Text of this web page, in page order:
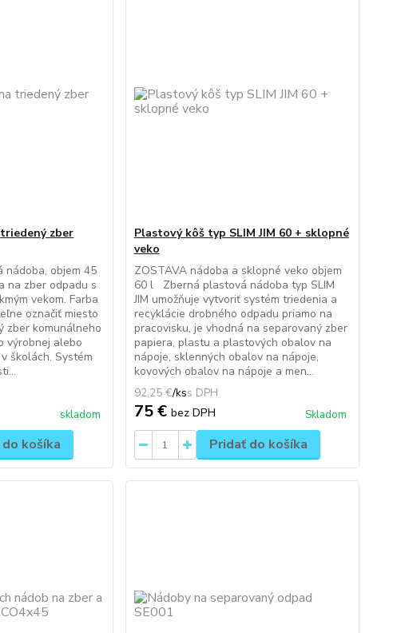
zber
objem 45
na zber odpadu s
vekom. Farba
označiť miesto
zber komunálneho
výrobnej alebo
školách. Systém
skladom
košíka
Plastový kôš typ SLIM JIM 60 + sklopné
veko
ZOSTAVA nádoba a sklopné veko objem
60 l Zberná plastová nádoba typ SLIM
JIM umožňuje vytvoriť systém triedenia a
recyklácie drobného odpadu priamo na
pracovisku, je vhodná na separovaný zber
papiera, plastu a plastových obalov na
nápoje, sklenných obalov na nápoje,
kovových obalov na nápoje a men...
92,25 €/ks
75 € bez DPH Skladom
Pridať do košíka